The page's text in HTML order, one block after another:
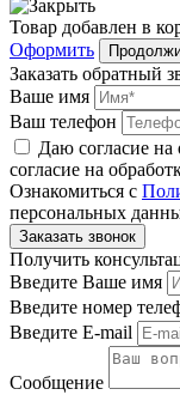
Товар добавлен в
Оформить
Заказать обратный
Ваше имя
Ваш телефон
Даю согласие на
согласие на
Ознакомиться с
персональных
Получить
Введите Ваше имя
Введите номер
Введите E-mail
Сообщение